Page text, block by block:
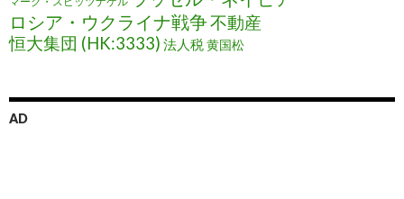
ロシア・ウクライナ戦争不動産
恒大集団 (HK:3333) 法人税黄国松
AD